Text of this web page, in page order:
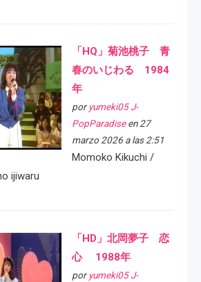
「HQ」菊池桃子 青
春のいじわる 1984
年
por yumeki05 J-
PopParadiseen 27
marzo 2026 a las 2:51
Momoko Kikuchi /
ijiwaru
「HD」北岡夢子 恋
心 1988年
por yumeki05 J-